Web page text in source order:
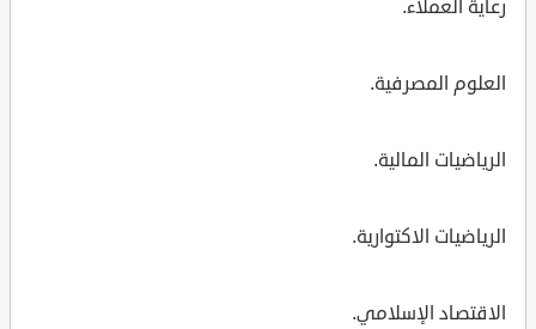
رعاية العملاء.
العلوم المصرفية.
الرياضيات المالية.
الرياضيات الاكتوارية.
الاقتصاد الإسلامي.